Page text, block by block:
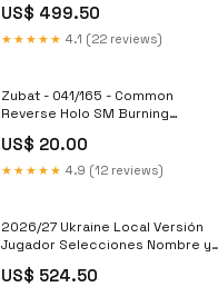
US$ 499.50
★★★★★ 4.1 (22 reviews)
Zubat - 041/165 - Common
Reverse Holo SM Burning
US$ 20.00
★★★★★ 4.9 (12 reviews)
2026/27 Ukraine Local Versión
Jugador Selecciones Nombre y
US$ 524.50